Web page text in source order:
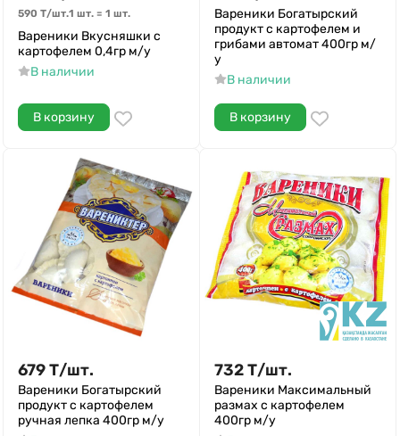
590 Т/шт.1 шт. = 1 шт.
Вареники Вкусняшки с
картофелем 0,4гр м/у
В наличии
В корзину
Вареники Богатырский
продукт с картофелем и
грибами автомат 400гр м/
у
В наличии
В корзину
679Т/шт.
Вареники Богатырский
продукт с картофелем
ручная лепка 400гр м/у
732Т/шт.
Вареники Максимальный
размах с картофелем
400гр м/у